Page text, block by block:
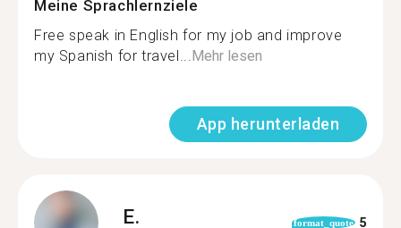
Meine Sprachlernziele
Free speak in English for my job and improve
my Spanish for travel...Mehr lesen
App herunterladen
E. format_quote 5